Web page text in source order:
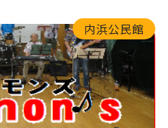
内浜公民館